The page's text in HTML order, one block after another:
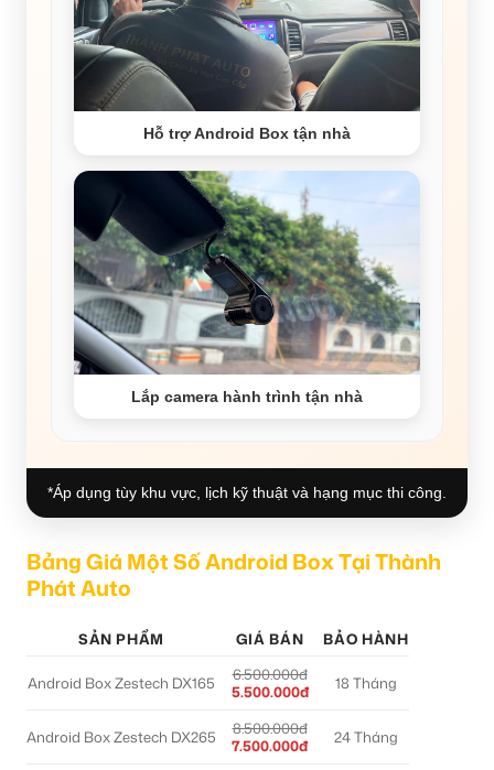
Hỗ trợ Android Box tận nhà
Lắp camera hành trình tận nhà
*Áp dụng tùy khu vực, lịch kỹ thuật và hạng mục thi công.
Bảng Giá Một Số Android Box Tại Thành
Phát Auto
SẢN PHẨM GIÁ BÁN BẢO HÀNH
Android Box Zestech DX165
6.500.000đ
5.500.000đ
18 Tháng
Android Box Zestech DX265
8.500.000đ
7.500.000đ
24 Tháng